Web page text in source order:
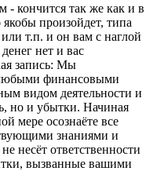
- кончится так же как и в
произойдет, типа
т.п. и он вам с наглой
нет и вас
запись: Мы
финансовыми
видом деятельности и
но и убытки. Начиная
мере осознаёте все
знаниями и
несёт ответственности
вызванные вашими